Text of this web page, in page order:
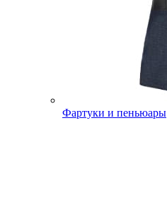
Фартуки и пеньюары